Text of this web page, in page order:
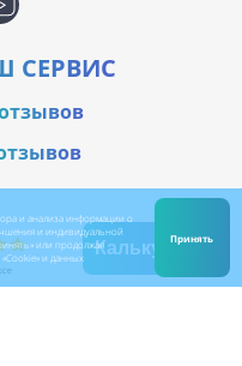
СЕРВИС
Калькулятор
и анализа информации о
и индивидуальной
или продолжая
и данных
Принять